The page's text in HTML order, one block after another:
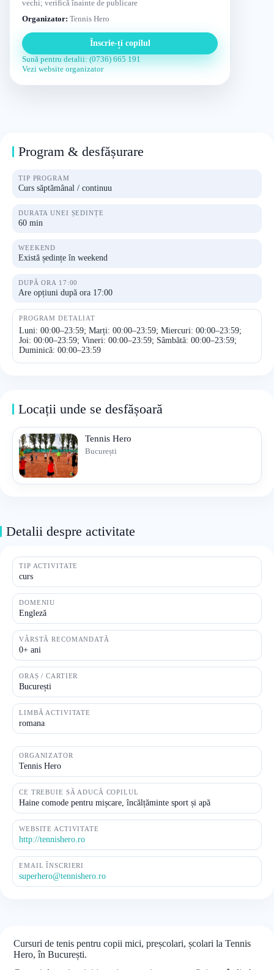
vechi; verifică înainte de publicare
Organizator: Tennis Hero
Înscrie-ți copilul
Sună pentru detalii: (0736) 665 191
Vezi website organizator
Program & desfășurare
TIP PROGRAM
Curs săptămânal / continuu
DURATA UNEI ȘEDINȚE
60 min
WEEKEND
Există ședințe în weekend
DUPĂ ORA 17:00
Are opțiuni după ora 17:00
PROGRAM DETALIAT
Luni: 00:00–23:59; Marți: 00:00–23:59; Miercuri: 00:00–23:59;
Joi: 00:00–23:59; Vineri: 00:00–23:59; Sâmbătă: 00:00–23:59;
Duminică: 00:00–23:59
Locații unde se desfășoară
Tennis Hero
București
Detalii despre activitate
TIP ACTIVITATE
curs
DOMENIU
Engleză
VÂRSTĂ RECOMANDATĂ
0+ ani
ORAȘ / CARTIER
București
LIMBĂ ACTIVITATE
romana
ORGANIZATOR
Tennis Hero
CE TREBUIE SĂ ADUCĂ COPILUL
Haine comode pentru mișcare, încălțăminte sport și apă
WEBSITE ACTIVITATE
http://tennishero.ro
EMAIL ÎNSCRIERI
superhero@tennishero.ro
Cursuri de tenis pentru copii mici, preșcolari, școlari la Tennis
Hero, în București.